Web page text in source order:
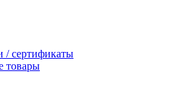
/ сертификаты
товары